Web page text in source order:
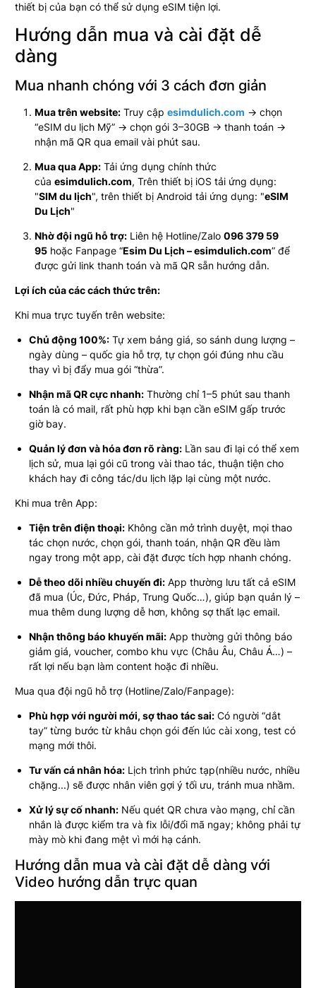
thiết bị của bạn có thể sử dụng eSIM tiện lợi.
Hướng dẫn mua và cài đặt dễ
dàng
Mua nhanh chóng với 3 cách đơn giản
Mua trên website: Truy cập esimdulich.com → chọn
“eSIM du lịch Mỹ” → chọn gói 3–30GB → thanh toán →
nhận mã QR qua email vài phút sau.
Mua qua App: Tải ứng dụng chính thức
của esimdulich.com, Trên thiết bị iOS tải ứng dụng:
"SIM du lịch", trên thiết bị Android tải ứng dụng: "eSIM
Du Lịch"
Nhờ đội ngũ hỗ trợ: Liên hệ Hotline/Zalo 096 379 59
95 hoặc Fanpage “Esim Du Lịch – esimdulich.com” để
được gửi link thanh toán và mã QR sẵn hướng dẫn.
Lợi ích của các cách thức trên:
Khi mua trực tuyến trên website:
Chủ động 100%: Tự xem bảng giá, so sánh dung lượng –
ngày dùng – quốc gia hỗ trợ, tự chọn gói đúng nhu cầu
thay vì bị đẩy mua gói “thừa”.
Nhận mã QR cực nhanh: Thường chỉ 1–5 phút sau thanh
toán là có mail, rất phù hợp khi bạn cần eSIM gấp trước
giờ bay.
Quản lý đơn và hóa đơn rõ ràng: Lần sau đi lại có thể xem
lịch sử, mua lại gói cũ trong vài thao tác, thuận tiện cho
khách hay đi công tác/du lịch lặp lại cùng một nước.
Khi mua trên App:
Tiện trên điện thoại: Không cần mở trình duyệt, mọi thao
tác chọn nước, chọn gói, thanh toán, nhận QR đều làm
ngay trong một app, cài đặt được tích hợp nhanh chóng.
Dễ theo dõi nhiều chuyến đi: App thường lưu tất cả eSIM
đã mua (Úc, Đức, Pháp, Trung Quốc…), giúp bạn quản lý –
mua thêm dung lượng dễ hơn, không sợ thất lạc email.
Nhận thông báo khuyến mãi: App thường gửi thông báo
giảm giá, voucher, combo khu vực (Châu Âu, Châu Á…) –
rất lợi nếu bạn làm content hoặc đi nhiều.
Mua qua đội ngũ hỗ trợ (Hotline/Zalo/Fanpage):
Phù hợp với người mới, sợ thao tác sai: Có người “dắt
tay” từng bước từ khâu chọn gói đến lúc cài xong, test có
mạng mới thôi.
Tư vấn cá nhân hóa: Lịch trình phức tạp(nhiều nước, nhiều
chặng...) sẽ được nhân viên gợi ý tối ưu, tránh mua nhầm.
Xử lý sự cố nhanh: Nếu quét QR chưa vào mạng, chỉ cần
nhắn là được kiểm tra và fix lỗi/đổi mã ngay; không phải tự
mày mò khi đang mệt vì mới hạ cánh.
Hướng dẫn mua và cài đặt dễ dàng với
Video hướng dẫn trực quan